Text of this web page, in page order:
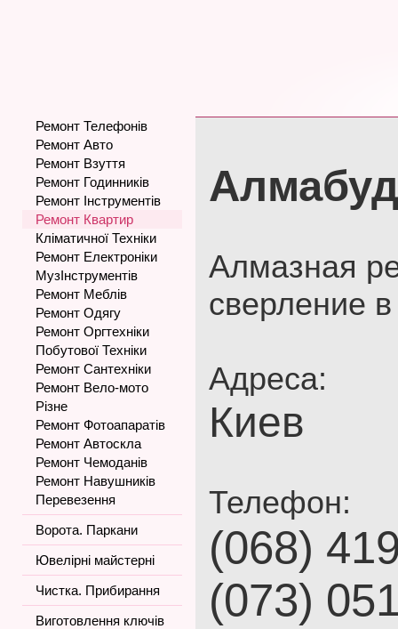
Ремонт Телефонів
Ремонт Авто
Ремонт Взуття
Ремонт Годинників
Ремонт Інструментів
Ремонт Квартир
Кліматичної Техніки
Ремонт Електроніки
МузІнструментів
Ремонт Меблів
Ремонт Одягу
Ремонт Оргтехніки
Побутової Техніки
Ремонт Сантехніки
Ремонт Вело-мото
Різне
Ремонт Фотоапаратів
Ремонт Автоскла
Ремонт Чемоданів
Ремонт Навушників
Перевезення
Ворота. Паркани
Ювелірні майстерні
Чистка. Прибирання
Виготовлення ключів
Алмабуд
Алмазная
сверление
Адреса:
Киев
Телефон:
(068)
(073)